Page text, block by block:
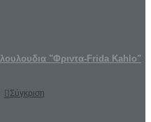
"Φριντα-Frida Kahlo"
Σύγκριση